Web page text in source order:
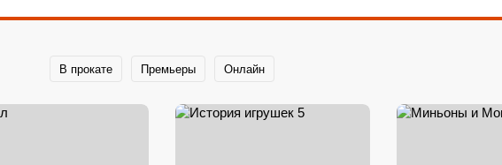
В прокате Премьеры Онлайн